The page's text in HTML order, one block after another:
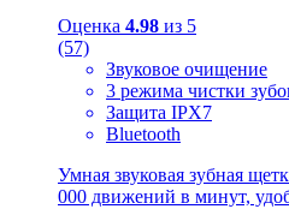
Оценка 4.98 из 5
(57)
Звуковое очищение
3 режима чистки
Защита IPX7
Bluetooth
Умная звуковая зубная
000 движений в минут,